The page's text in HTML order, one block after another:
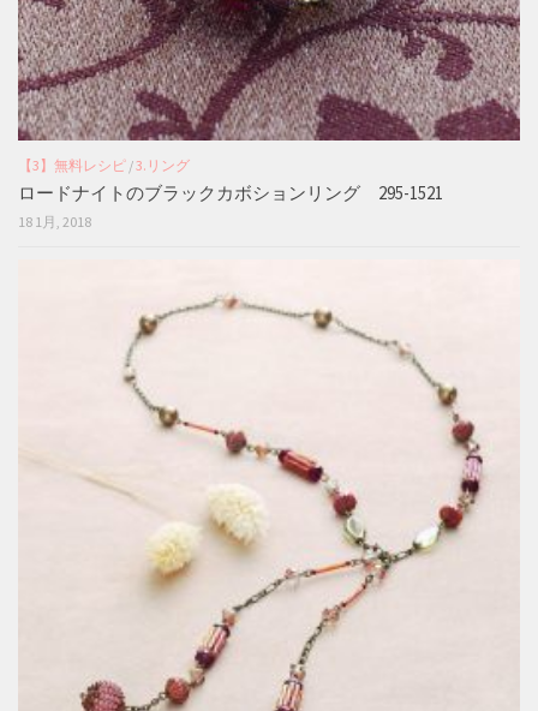
【3】無料レシピ /3.リング
ロードナイトのブラックカボションリング 295-1521
18 1月, 2018